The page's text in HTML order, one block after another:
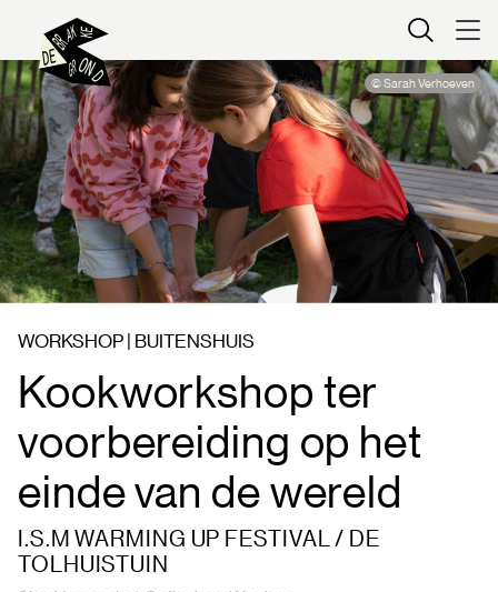
© Sarah Verhoeven
WORKSHOP | BUITENSHUIS
Kookworkshop ter
voorbereiding op het
einde van de wereld
I.S.M WARMING UP FESTIVAL / DE
TOLHUISTUIN